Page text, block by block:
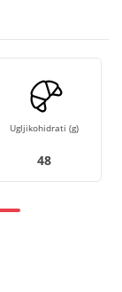
Ugljikohidrati (g)
48